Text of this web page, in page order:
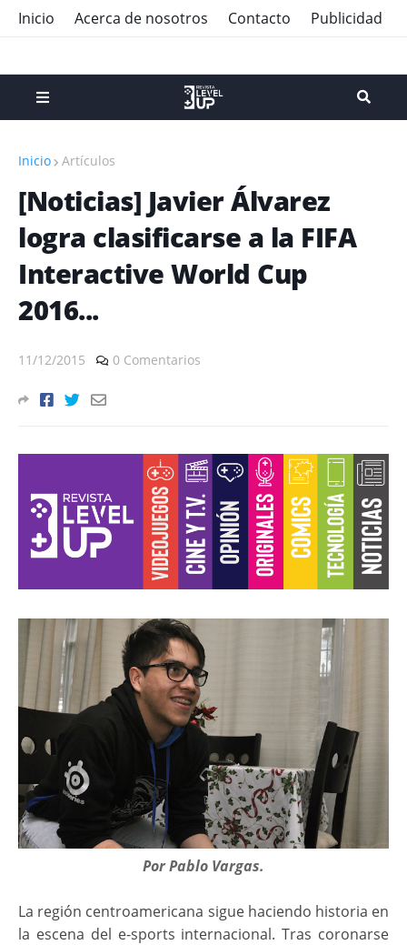
Inicio Acerca de nosotros Contacto Publicidad
Inicio Artículos
[‪‎Noticias‬] Javier Álvarez
logra clasificarse a la FIFA
Interactive World Cup
2016...
11/12/2015 0 Comentarios
Por Pablo Vargas.
La región centroamericana sigue haciendo historia en
la escena del e-sports internacional. Tras coronarse